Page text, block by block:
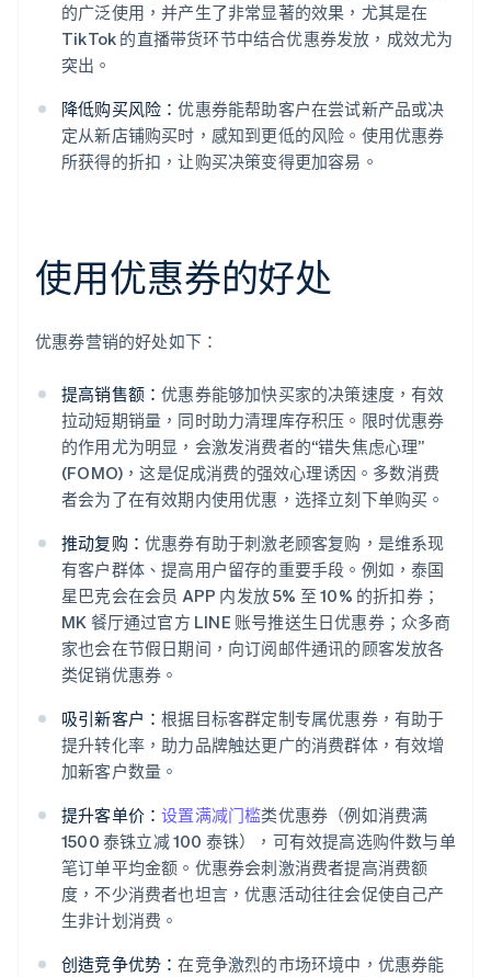
的广泛使用，并产生了非常显著的效果，尤其是在
TikTok 的直播带货环节中结合优惠券发放，成效尤为
突出。
降低购买风险：优惠券能帮助客户在尝试新产品或决
定从新店铺购买时，感知到更低的风险。使用优惠券
所获得的折扣，让购买决策变得更加容易。
使用优惠券的好处
优惠券营销的好处如下：
提高销售额：优惠券能够加快买家的决策速度，有效
拉动短期销量，同时助力清理库存积压。限时优惠券
的作用尤为明显，会激发消费者的“错失焦虑心理”
(FOMO)，这是促成消费的强效心理诱因。多数消费
者会为了在有效期内使用优惠，选择立刻下单购买。
推动复购： 优惠券有助于刺激老顾客复购，是维系现
有客户群体、提高用户留存的重要手段。例如，泰国
星巴克会在会员 APP 内发放 5% 至 10% 的折扣券；
MK 餐厅通过官方 LINE 账号推送生日优惠券；众多商
家也会在节假日期间，向订阅邮件通讯的顾客发放各
类促销优惠券。
吸引新客户：根据目标客群定制专属优惠券，有助于
提升转化率，助力品牌触达更广的消费群体，有效增
加新客户数量。
提升客单价：设置满减门槛类优惠券（例如消费满
1500 泰铢立减 100 泰铢），可有效提高选购件数与单
笔订单平均金额。优惠券会刺激消费者提高消费额
度，不少消费者也坦言，优惠活动往往会促使自己产
生非计划消费。
创造竞争优势：在竞争激烈的市场环境中，优惠券能